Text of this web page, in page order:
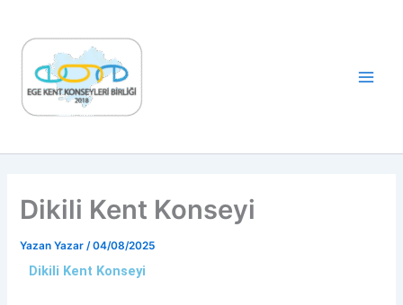
Dikili Kent Konseyi
Yazan Yazar/04/08/2025
Dikili Kent Konseyi